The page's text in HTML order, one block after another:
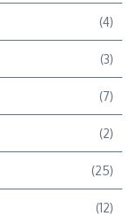
(4)
(3)
(7)
(2)
(25)
(12)